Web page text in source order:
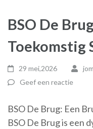
BSO De
Toekomstig
29 mei,2026
Geef een reactie
BSO De Brug: Een
BSO De Brug is een